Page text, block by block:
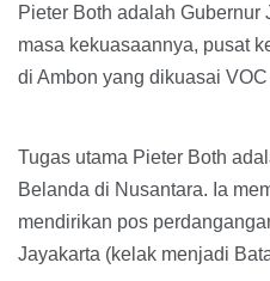
Pieter Both adalah Gubernur
masa kekuasaannya, pusat
di Ambon yang dikuasai
Tugas utama Pieter Both
Belanda di Nusantara. Ia
mendirikan pos
Jayakarta (kelak menjadi